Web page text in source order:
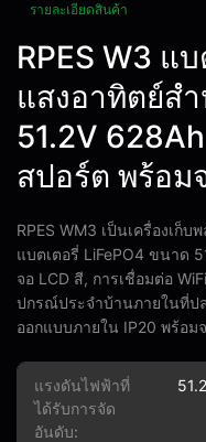
รายละเอียดสินค้า
RPES W3 แ
แสงอาทิตย์สํ
51.2V
สปอร์ต พร้อม
RPES WM3 เป็นเครื่องเ
แบตเตอรี่ LiFePO4 ขนาด
จอ LCD สี, การเชื่อมต่อ
ปกรณ์ประจําบ้านภายในที่ป
ออกแบบภายใน IP20 พร้อม
แรงดันไฟฟ้าที่
ได้รับการจัด
อันดับ: